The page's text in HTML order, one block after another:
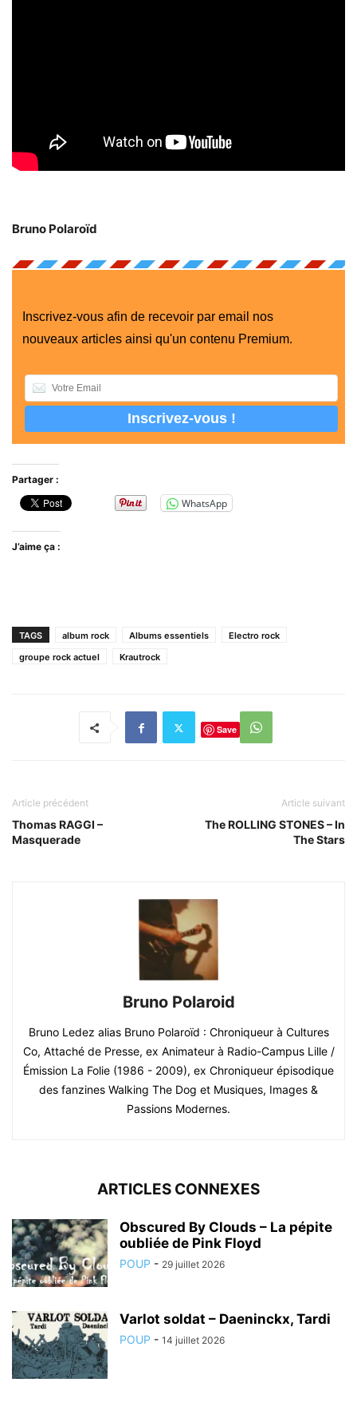
Bruno Polaroïd
Inscrivez-vous afin de recevoir par email nos
nouveaux articles ainsi qu'un contenu Premium.
Partager :
WhatsApp
J’aime ça :
TAGS album rock Albums essentiels
Electro rock
groupe rock actuel
Krautrock
Save
Article précédent
Thomas RAGGI –
Masquerade
Article suivant
The ROLLING STONES – In
The Stars
Bruno Polaroid
Bruno Ledez alias Bruno Polaroïd : Chroniqueur à Cultures
Co, Attaché de Presse, ex Animateur à Radio-Campus Lille /
Émission La Folie (1986 - 2009), ex Chroniqueur épisodique
des fanzines Walking The Dog et Musiques, Images &
Passions Modernes.
ARTICLES CONNEXES
Obscured By Clouds – La pépite
oubliée de Pink Floyd
POUP - 29 juillet 2026
Varlot soldat – Daeninckx, Tardi
POUP - 14 juillet 2026